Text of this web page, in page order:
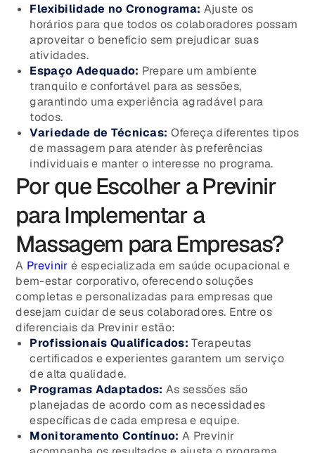
Flexibilidade no Cronograma: Ajuste os
horários para que todos os colaboradores possam
aproveitar o benefício sem prejudicar suas
atividades.
Espaço Adequado: Prepare um ambiente
tranquilo e confortável para as sessões,
garantindo uma experiência agradável para
todos.
Variedade de Técnicas: Ofereça diferentes tipos
de massagem para atender às preferências
individuais e manter o interesse no programa.
Por que Escolher a Previnir
para Implementar a
Massagem para Empresas?
A Previnir é especializada em saúde ocupacional e
bem-estar corporativo, oferecendo soluções
completas e personalizadas para empresas que
desejam cuidar de seus colaboradores. Entre os
diferenciais da Previnir estão:
Profissionais Qualificados: Terapeutas
certificados e experientes garantem um serviço
de alta qualidade.
Programas Adaptados: As sessões são
planejadas de acordo com as necessidades
específicas de cada empresa e equipe.
Monitoramento Contínuo: A Previnir